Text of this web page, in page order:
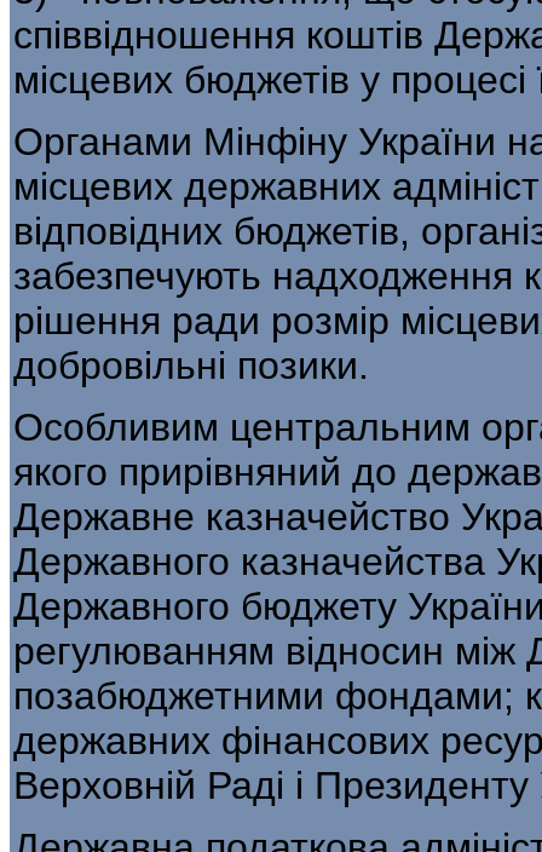
співвідношення коштів
місцевих бюджетів у
Органами Мінфіну України
місцевих державних
відповідних бю­джетів,
забезпечують надходження
рішення ради розмір
добровільні позики.
Особливим центральним
якого прирівняний до
Державне казначейство
Державного казначейства
Державного бюджету
регулюванням відносин
позабюджетними фондами;
державних фінансових
Верховній Раді і Президенту